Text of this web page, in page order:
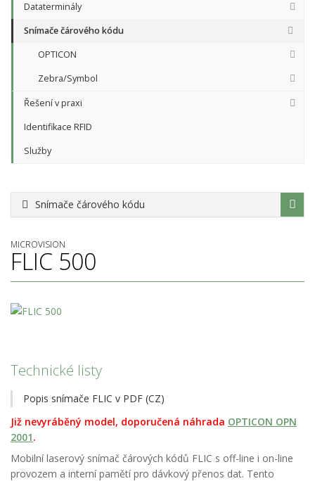
Dataterminály
Snímače čárového kódu
OPTICON
Zebra/Symbol
Řešení v praxi
Identifikace RFID
Služby
Snímače čárového kódu
MICROVISION
FLIC 500
Technické listy
Popis snímače FLIC v PDF (CZ)
Již nevyráběný model, doporučená náhrada OPTICON OPN
2001.
Mobilní laserový snímač čárových kódů FLIC s off-line i on-line
provozem a interní pamětí pro dávkový přenos dat. Tento